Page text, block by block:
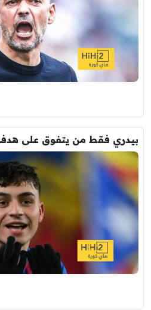
بيدري فقط من يتفوق على هدف